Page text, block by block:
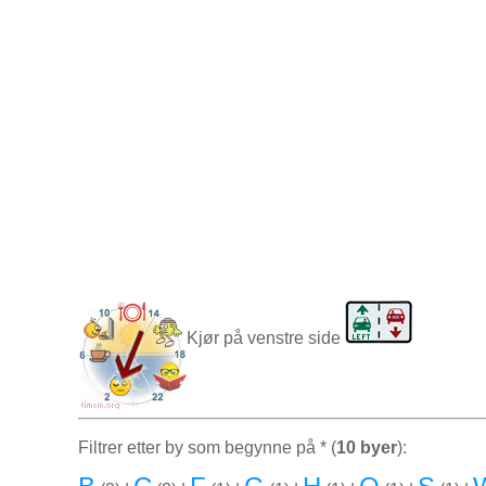
Kjør på venstre side
Filtrer etter by som begynne på * (10 byer):